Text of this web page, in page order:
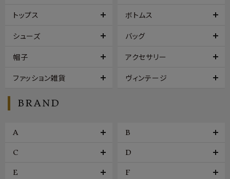
トップス ボトムス
シューズ バッグ
帽子 アクセサリー
ファッション雑貨 ヴィンテージ
BRAND
A B
C D
E F